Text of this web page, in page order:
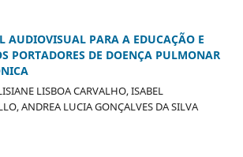
AUDIOVISUAL PARA A EDUCAÇÃO E
PORTADORES DE DOENÇA PULMONAR
LISBOA CARVALHO, ISABEL
ANDREA LUCIA GONÇALVES DA SILVA